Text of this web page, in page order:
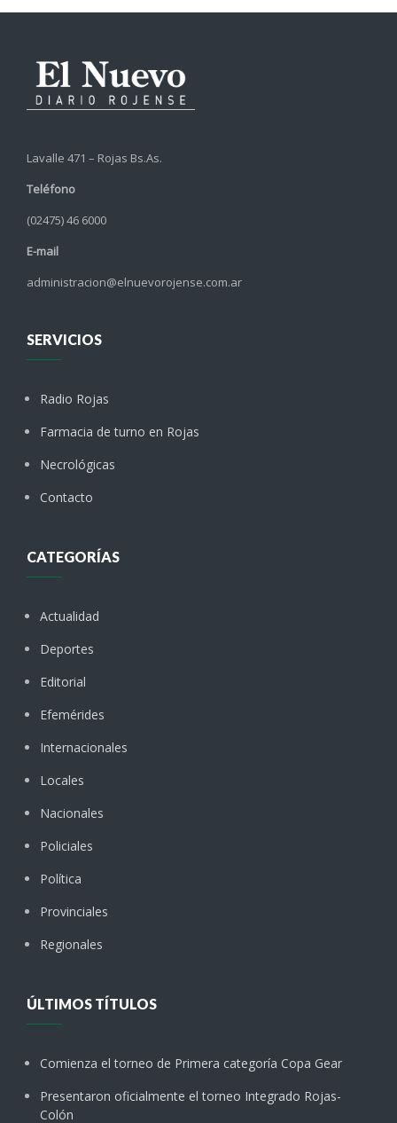
Lavalle 471 – Rojas Bs.As.
Teléfono
(02475) 46 6000
E-mail
administracion@elnuevorojense.com.ar
SERVICIOS
Radio Rojas
Farmacia de turno en Rojas
Necrológicas
Contacto
CATEGORÍAS
Actualidad
Deportes
Editorial
Efemérides
Internacionales
Locales
Nacionales
Policiales
Política
Provinciales
Regionales
ÚLTIMOS TÍTULOS
Comienza el torneo de Primera categoría Copa Gear
Presentaron oficialmente el torneo Integrado Rojas-
Colón